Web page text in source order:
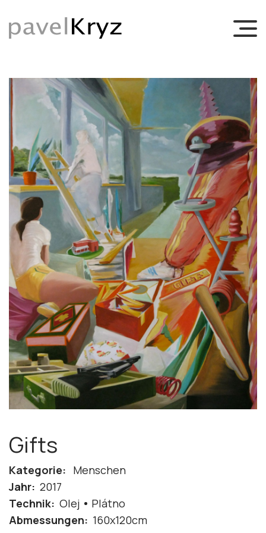
Gifts
Kategorie: Menschen
Jahr: 2017
Technik: Olej
Plátno
Abmessungen: 160x120cm